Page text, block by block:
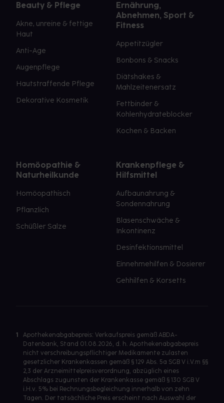
Beauty & Pflege
Akne, unreine & fettige
Haut
Anti-Age
Augenpflege
Hautstraffende Pflege
Dekorative Kosmetik
Ernährung,
Abnehmen, Sport &
Fitness
Appetitzügler
Bonbons & Snacks
Diätshakes &
Mahlzeitenersatz
Fettbinder &
Kohlenhydrateblocker
Kochen & Backen
Homöopathie &
Naturheilkunde
Homöopathisch
Pflanzlich
Schüßler Salze
Krankenpflege &
Hilfsmittel
Aufbaunahrung &
Sondennahrung
Blasenschwäche &
Inkontinenz
Desinfektionsmittel
Einnehmehilfen & Dosierer
Gehhilfen & Korsetts
1
Apothekenabgabepreis: Verkaufspreis gemäß ABDA-
Datenbank, Stand 01.08.2026, d. h. Apothekenabgabepreis
nicht verschreibungspflichtiger Medikamente zulasten
gesetzlicher Krankenkassen gemäß § 129 Abs. 5a SGB V i.V.m §§
2,3 der Arzneimittelpreisverordnung, abzüglich eines
Abschlags zugunsten der Krankenkasse gemäß § 130 SGB V
i.H.v. 5% bei Rechnungsbegleichung innerhalb von zehn
Tagen. Der tatsächliche Preis erscheint nach Auswahl der